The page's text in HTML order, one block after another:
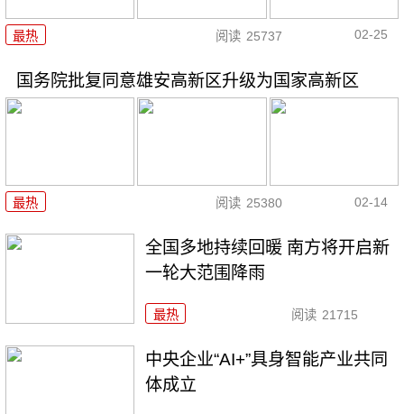
最热 阅读 25737 02-25
国务院批复同意雄安高新区升级为国家高新区
最热 阅读 25380 02-14
全国多地持续回暖 南方将开启新
一轮大范围降雨
最热 阅读 21715
中央企业“AI+”具身智能产业共同
体成立